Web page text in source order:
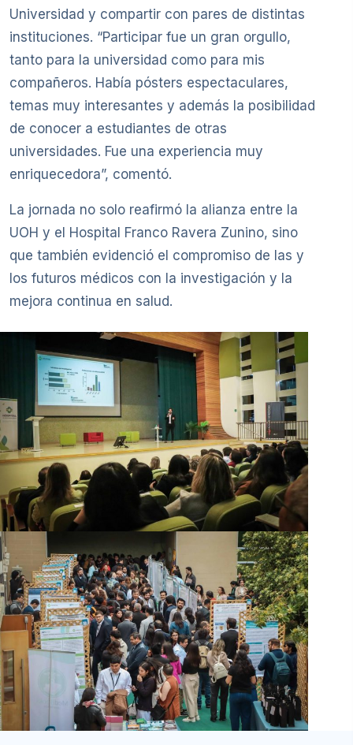
Universidad y compartir con pares de distintas
instituciones. “Participar fue un gran orgullo,
tanto para la universidad como para mis
compañeros. Había pósters espectaculares,
temas muy interesantes y además la posibilidad
de conocer a estudiantes de otras
universidades. Fue una experiencia muy
enriquecedora”, comentó.
La jornada no solo reafirmó la alianza entre la
UOH y el Hospital Franco Ravera Zunino, sino
que también evidenció el compromiso de las y
los futuros médicos con la investigación y la
mejora continua en salud.